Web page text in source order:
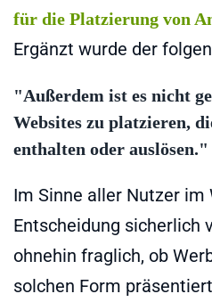
für die Platzierung von
Ergänzt wurde der
"Außerdem ist es nicht
Websites zu platzieren,
enthalten oder auslösen."
Im Sinne aller Nutzer im
Entscheidung sicherlich
ohnehin fraglich, ob
solchen Form